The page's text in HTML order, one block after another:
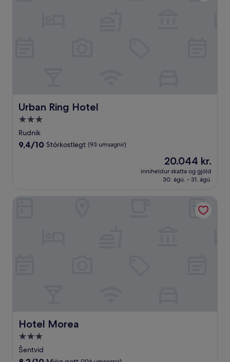
Urban Ring Hotel
Urban Ring Hotel
3.0
stjörnu
gististaður
Rudnik
9.4
9,4/10 Stórkostlegt (93 umsagnir)
Verðið
er
20.044 kr.
20.044 kr.
inniheldur skatta og gjöld
30. ágú. - 31. ágú.
Hotel Morea
Hotel Morea
3.0
stjörnu
gististaður
Šentvid